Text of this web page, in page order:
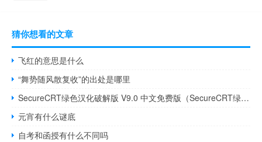
猜你想看的文章
飞红的意思是什么
“舞势随风散复收”的出处是哪里
SecureCRT绿色汉化破解版 V9.0 中文免费版（SecureCRT绿色汉化破解版 V9.0 中文免费版功能简介）
元宵有什么谜底
自考和函授有什么不同吗